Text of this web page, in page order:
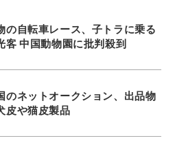
の自転車レース、子トラに乗る
客 中国動物園に批判殺到
のネットオークション、出品物
皮や猫皮製品